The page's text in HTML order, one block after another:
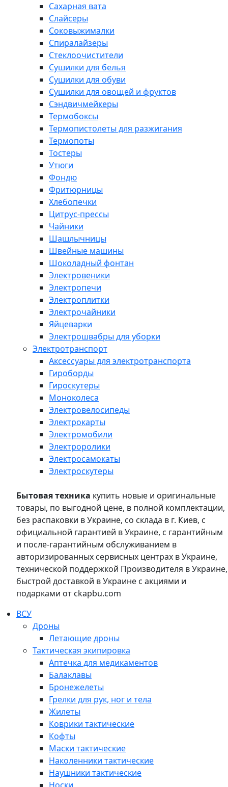
Сахарная вата
Слайсеры
Соковыжималки
Спиралайзеры
Стеклоочистители
Сушилки для белья
Сушилки для обуви
Сушилки для овощей и фруктов
Сэндвичмейкеры
Термобоксы
Термопистолеты для разжигания
Термопоты
Тостеры
Утюги
Фондю
Фритюрницы
Хлебопечки
Цитрус-прессы
Чайники
Шашлычницы
Швейные машины
Шоколадный фонтан
Электровеники
Электропечи
Электроплитки
Электрочайники
Яйцеварки
Электрошвабры для уборки
Электротранспорт
Аксессуары для электротранспорта
Гироборды
Гироскутеры
Моноколеса
Электровелосипеды
Электрокарты
Электромобили
Электроролики
Электросамокаты
Электроскутеры
Бытовая техника купить новые и оригинальные
товары, по выгодной цене, в полной комплектации,
без распаковки в Украине, со склада в г. Киев, с
официальной гарантией в Украине, с гарантийным
и после-гарантийным обслуживанием в
авторизированных сервисных центрах в Украине,
технической поддержкой Производителя в Украине,
быстрой доставкой в Украине с акциями и
подарками от ckapbu.com
ВСУ
Дроны
Летающие дроны
Тактическая экипировка
Аптечка для медикаментов
Балаклавы
Бронежелеты
Грелки для рук, ног и тела
Жилеты
Коврики тактические
Кофты
Маски тактические
Наколенники тактические
Наушники тактические